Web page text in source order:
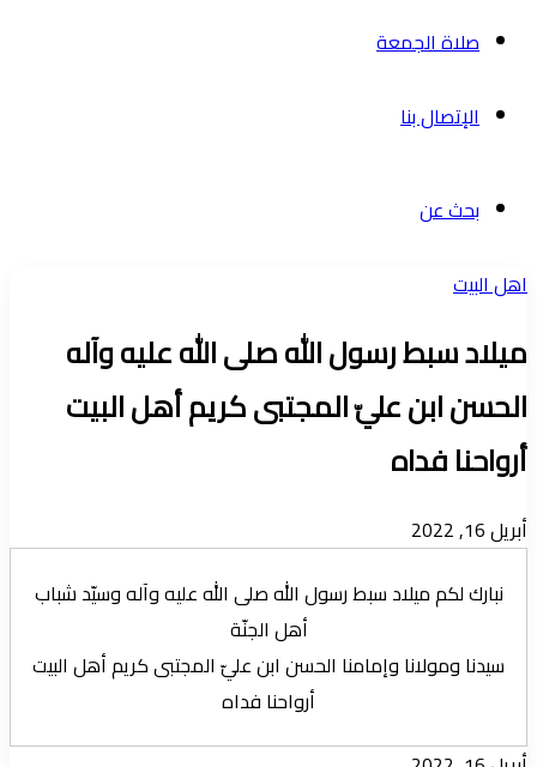
صلاة الجمعة
الإتصال بنا
بحث عن
اهل البیت
ميلاد سبط رسول الله صلى الله عليه وآله
الحسن ابن عليّ المجتبى كريم أهل البيت
أرواحنا فداه
أبريل 16, 2022
نبارك لكم ميلاد سبط رسول الله صلى الله عليه وآله وسيّد شباب
أهل الجنّة
سيدنا ومولانا وإمامنا الحسن ابن عليّ المجتبى كريم أهل البيت
أرواحنا فداه